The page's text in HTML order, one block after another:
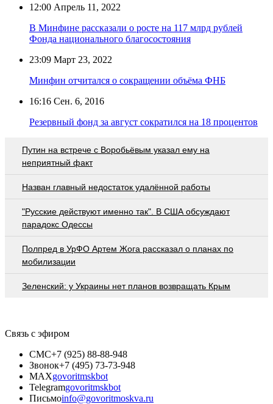
12:00 Апрель 11, 2022
В Минфине рассказали о росте на 117 млрд рублей
Фонда национального благосостояния
23:09 Март 23, 2022
Минфин отчитался о сокращении объёма ФНБ
16:16 Сен. 6, 2016
Резервный фонд за август сократился на 18 процентов
Путин на встрече с Воробьёвым указал ему на
неприятный факт
Назван главный недостаток удалённой работы
"Русские действуют именно так". В США обсуждают
парадокс Одессы
Полпред в УрФО Артем Жога рассказал о планах по
мобилизации
Зеленский: у Украины нет планов возвращать Крым
Связь с эфиром
СМС+7 (925) 88-88-948
Звонок+7 (495) 73-73-948
MAXgovoritmskbot
Telegramgovoritmskbot
Письмоinfo@govoritmoskva.ru